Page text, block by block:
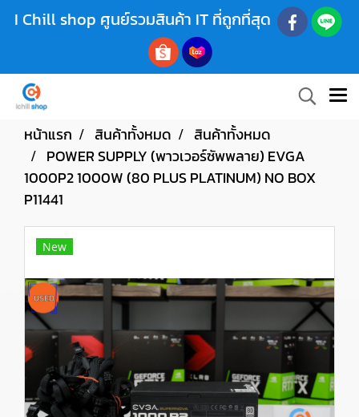
I Chill shop ศูนย์รวมสินค้า IT ที่ถูกที่สุด
หน้าแรก สินค้าทั้งหมด
สินค้าทั้งหมด
POWER SUPPLY (พาวเวอร์ซัพพลาย) EVGA
1000P2 1000W (80 PLUS PLATINUM) NO BOX
P11441
New